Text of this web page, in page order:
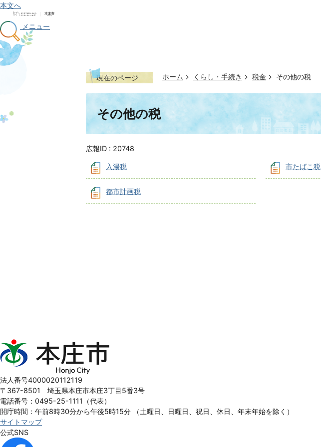
本文へ
メニュー
現在のページ ホーム くらし・手続き 税金 その他の税
その他の税
広報ID : 20748
入湯税 市たばこ税
都市計画税
本
庄
Honjo
City
法人番号4000020112119
〒367-8501 埼玉県本庄市本庄3丁目5番3号
電話番号：0495-25-1111（代表）
開庁時間：午前8時30分から午後5時15分
（土曜日、日曜日、祝日、休日、年末年始を除く）
サイトマップ
公式SNS